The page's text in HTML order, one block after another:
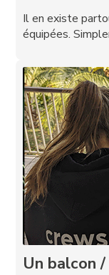
Il en existe
équipées.
Un balcon